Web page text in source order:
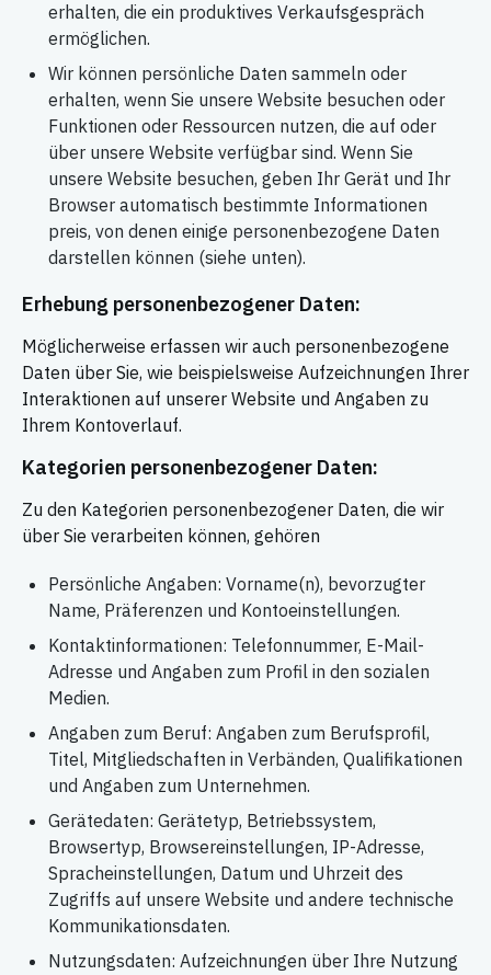
erhalten, die ein produktives Verkaufsgespräch
ermöglichen.
Wir können persönliche Daten sammeln oder
erhalten, wenn Sie unsere Website besuchen oder
Funktionen oder Ressourcen nutzen, die auf oder
über unsere Website verfügbar sind. Wenn Sie
unsere Website besuchen, geben Ihr Gerät und Ihr
Browser automatisch bestimmte Informationen
preis, von denen einige personenbezogene Daten
darstellen können (siehe unten).
Erhebung personenbezogener Daten:
Möglicherweise erfassen wir auch personenbezogene
Daten über Sie, wie beispielsweise Aufzeichnungen Ihrer
Interaktionen auf unserer Website und Angaben zu
Ihrem Kontoverlauf.
Kategorien personenbezogener Daten:
Zu den Kategorien personenbezogener Daten, die wir
über Sie verarbeiten können, gehören
Persönliche Angaben: Vorname(n), bevorzugter
Name, Präferenzen und Kontoeinstellungen.
Kontaktinformationen: Telefonnummer, E-Mail-
Adresse und Angaben zum Profil in den sozialen
Medien.
Angaben zum Beruf: Angaben zum Berufsprofil,
Titel, Mitgliedschaften in Verbänden, Qualifikationen
und Angaben zum Unternehmen.
Gerätedaten: Gerätetyp, Betriebssystem,
Browsertyp, Browsereinstellungen, IP-Adresse,
Spracheinstellungen, Datum und Uhrzeit des
Zugriffs auf unsere Website und andere technische
Kommunikationsdaten.
Nutzungsdaten: Aufzeichnungen über Ihre Nutzung